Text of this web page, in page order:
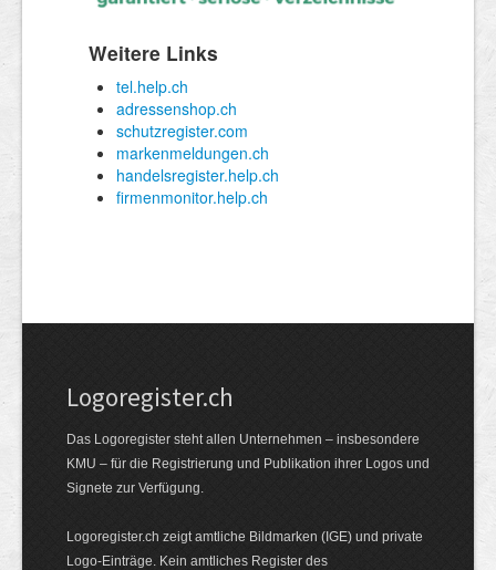
Logoregister.ch
Das Logoregister steht allen Unternehmen – insbesondere
KMU – für die Registrierung und Publikation ihrer Logos und
Signete zur Verfügung.
Logoregister.ch zeigt amtliche Bildmarken (IGE) und private
Logo-Einträge. Kein amtliches Register des